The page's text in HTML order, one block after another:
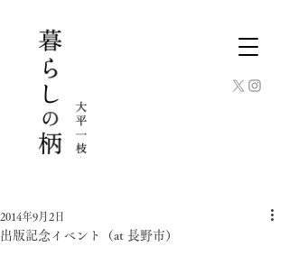
出版記念イベント（at 長野市）
2014年9月2日